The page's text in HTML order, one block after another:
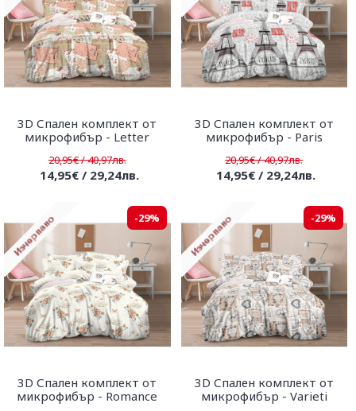
3D Спален комплект от
микрофибър - Letter
20,95€ / 40,97лв.
14,95€ / 29,24лв.
3D Спален комплект от
микрофибър - Paris
20,95€ / 40,97лв.
14,95€ / 29,24лв.
-29%
3D Спален комплект от
микрофибър - Romance
-29%
3D Спален комплект от
микрофибър - Varieti